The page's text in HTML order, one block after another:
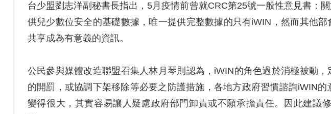
台少盟劉志洋副秘書長指出，5月疫情前曾就CRC第25號一般性意見書：
供兒少數位安全的基礎數據，唯一提供完整數據的只有iWIN，然而其他
共享成為有意義的資訊。
公民參與媒體改造聯盟召集人林月琴則認為，iWIN的角色過於消極被動
的開罰，或協調下架移除等必要之防護措施，各地方政府習慣諮詢iWIN
變得很大，其實容易讓人疑慮政府部門卸責或不願承擔責任。因此建議